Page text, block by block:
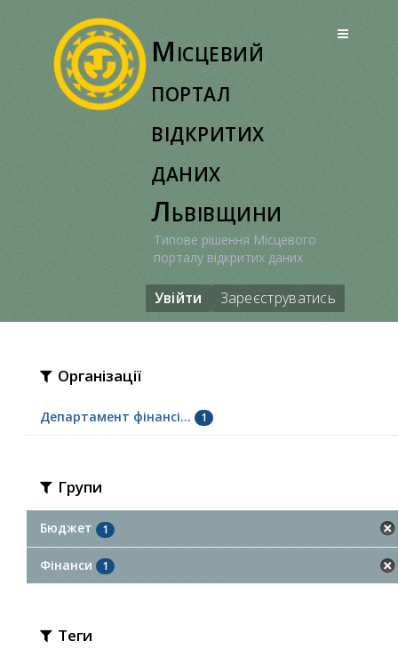
Місцевий
портал
відкритих
даних
Львівщини
Типове рішення Місцевого
порталу відкритих даних
Увійти Зареєструватись
Організації
Департамент фінансі... 1
Групи
Бюджет 1
Фінанси 1
Теги